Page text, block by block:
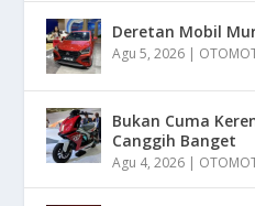
Deretan Mobil
Agu 5, 2026 |
Bukan Cuma
Canggih Banget
Agu 4, 2026 |